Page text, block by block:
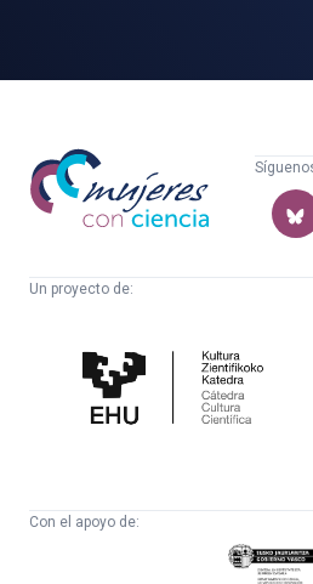
Mujeres
con
ciencia
Un proyecto de:
Cultura
Científica
Con el apoyo de:
Eusko